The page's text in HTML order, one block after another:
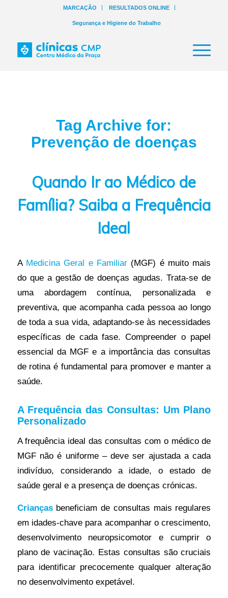
MARCAÇÃO RESULTADOS ONLINE
Segurança e Higiene do Trabalho
Tag Archive for:
Prevenção de doenças
Quando Ir ao Médico de
Família? Saiba a Frequência
Ideal
A Medicina Geral e Familiar (MGF) é muito mais
do que a gestão de doenças agudas. Trata-se de
uma abordagem contínua, personalizada e
preventiva, que acompanha cada pessoa ao longo
de toda a sua vida, adaptando-se às necessidades
específicas de cada fase. Compreender o papel
essencial da MGF e a importância das consultas
de rotina é fundamental para promover e manter a
saúde.
A Frequência das Consultas: Um Plano
Personalizado
A frequência ideal das consultas com o médico de
MGF não é uniforme – deve ser ajustada a cada
indivíduo, considerando a idade, o estado de
saúde geral e a presença de doenças crónicas.
Criançasbeneficiam de consultas mais regulares
em idades-chave para acompanhar o crescimento,
desenvolvimento neuropsicomotor e cumprir o
plano de vacinação. Estas consultas são cruciais
para identificar precocemente qualquer alteração
no desenvolvimento expetável.